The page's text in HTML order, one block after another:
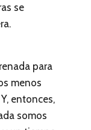
se
para
menos
entonces,
somos